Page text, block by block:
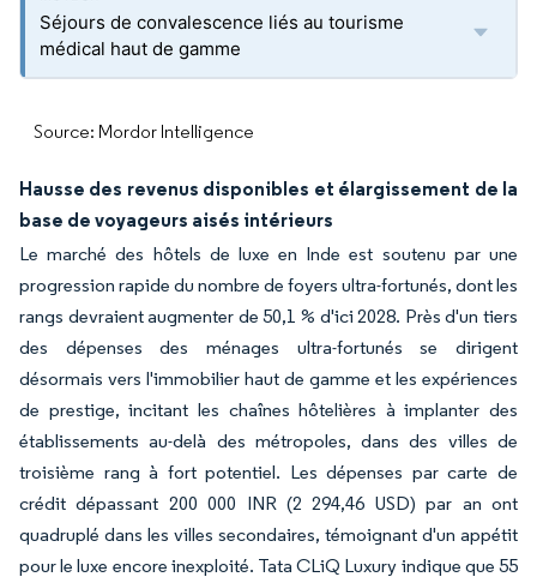
Séjours de convalescence liés au tourisme
médical haut de gamme
Source: Mordor Intelligence
Hausse des revenus disponibles et élargissement de la
base de voyageurs aisés intérieurs
Le marché des hôtels de luxe en Inde est soutenu par une
progression rapide du nombre de foyers ultra-fortunés, dont les
rangs devraient augmenter de 50,1 % d'ici 2028. Près d'un tiers
des dépenses des ménages ultra-fortunés se dirigent
désormais vers l'immobilier haut de gamme et les expériences
de prestige, incitant les chaînes hôtelières à implanter des
établissements au-delà des métropoles, dans des villes de
troisième rang à fort potentiel. Les dépenses par carte de
crédit dépassant 200 000 INR (2 294,46 USD) par an ont
quadruplé dans les villes secondaires, témoignant d'un appétit
pour le luxe encore inexploité. Tata CLiQ Luxury indique que 55